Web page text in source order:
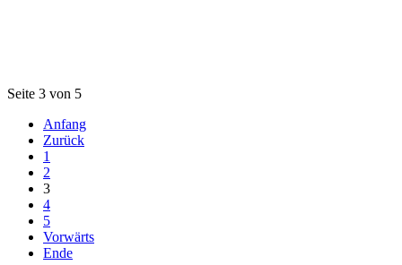
Seite 3 von 5
Anfang
Zurück
1
2
3
4
5
Vorwärts
Ende